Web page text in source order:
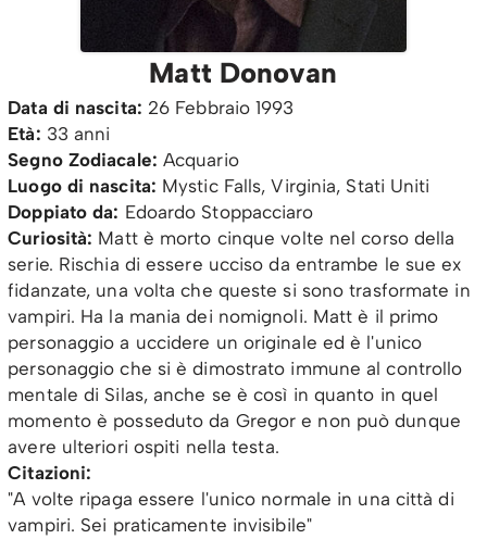
Matt Donovan
Data di nascita: 26 Febbraio 1993
Età: 33 anni
Segno Zodiacale: Acquario
Luogo di nascita: Mystic Falls, Virginia, Stati Uniti
Doppiato da: Edoardo Stoppacciaro
Curiosità: Matt è morto cinque volte nel corso della
serie. Rischia di essere ucciso da entrambe le sue ex
fidanzate, una volta che queste si sono trasformate in
vampiri. Ha la mania dei nomignoli. Matt è il primo
personaggio a uccidere un originale ed è l'unico
personaggio che si è dimostrato immune al controllo
mentale di Silas, anche se è così in quanto in quel
momento è posseduto da Gregor e non può dunque
avere ulteriori ospiti nella testa.
Citazioni:
"A volte ripaga essere l'unico normale in una città di
vampiri. Sei praticamente invisibile"